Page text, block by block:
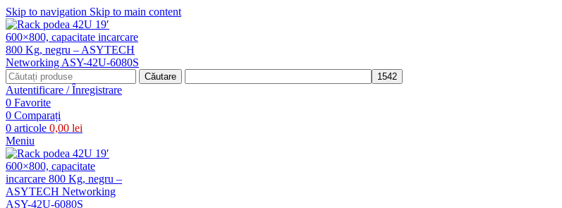
Skip to navigation Skip to main content
Căutare
Autentificare / Înregistrare
0 Favorite
0 Comparați
0 articole 0,00 lei
Meniu